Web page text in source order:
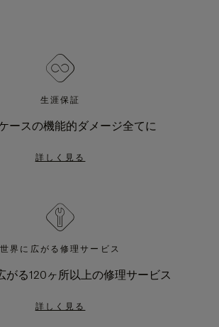
生涯保証
ースの機能的ダメージ全てに
詳しく見る
世界に広がる修理サービス
がる120ヶ所以上の修理サービス
詳しく見る